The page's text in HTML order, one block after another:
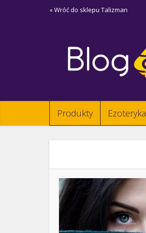
« Wróć do sklepu Talizman
Produkty Ezoteryka